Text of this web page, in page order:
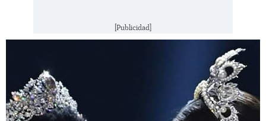
[Publicidad]